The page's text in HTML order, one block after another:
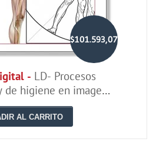
$101.593,07
- LD- Procesos
de higiene en imagen
personal
AL CARRITO